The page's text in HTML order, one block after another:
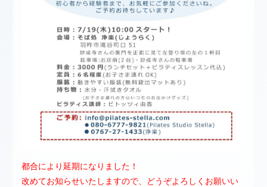
都合により延期になりました！
改めてお知らせいたしますので、どうぞよろしくお願いい